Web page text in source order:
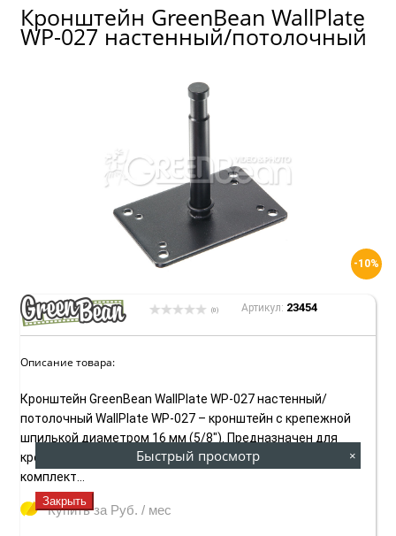
Кронштейн GreenBean WallPlate
WP-027 настенный/потолочный
-10%
(0) Артикул: 23454
Описание товара:
Кронштейн GreenBean WallPlate WP-027 настенный/
потолочный WallPlate WP-027 – кронштейн с крепежной
шпилькой диаметром 16 мм (5/8"). Предназначен для
крепления на стену или потолок (крепежные элементы в
комплект...
Купить за Руб. / мес
Быстрый просмотр ×
Закрыть